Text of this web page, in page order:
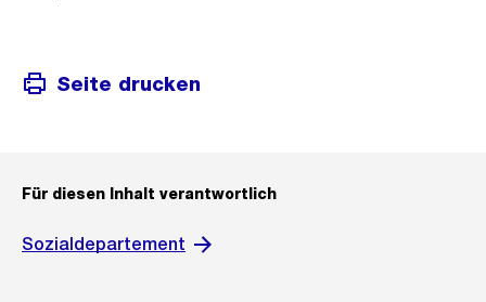
Seite drucken
Für diesen Inhalt verantwortlich
Sozialdepartement